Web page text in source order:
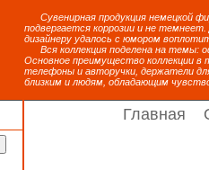
Сувенирная продукция немецкой
подвергается коррозии и не
дизайнеру удалось с юмором
Вся коллекция поделена на темы:
Основное преимущество коллекции
телефоны и авторучки, держатели
близким и людям, обладающим
Главная